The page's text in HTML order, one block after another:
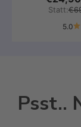
Statt:
5.0
Psst..